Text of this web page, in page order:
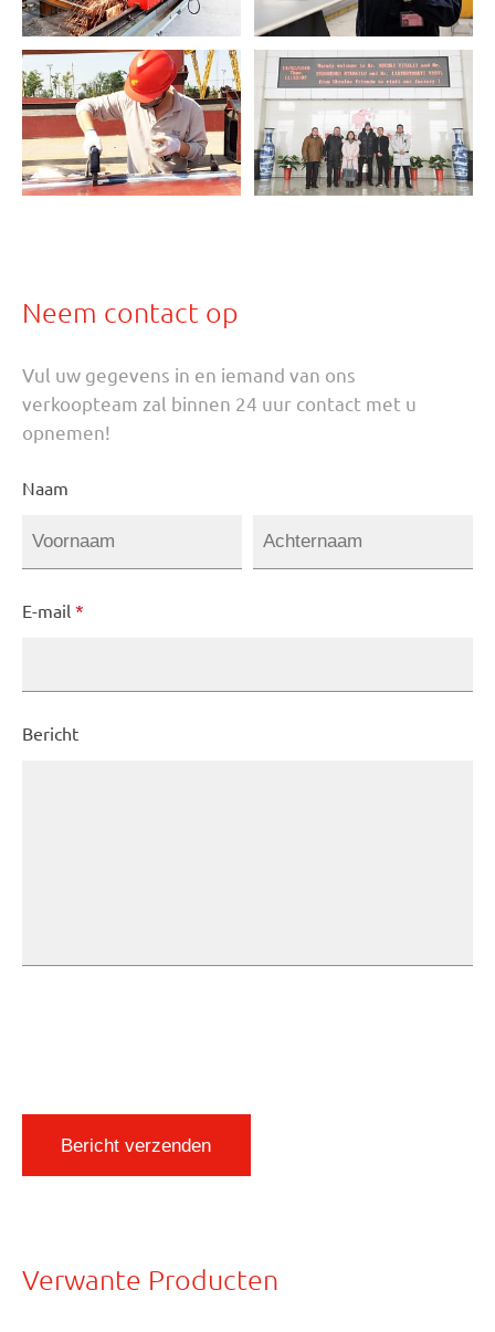
Neem contact op
Vul uw gegevens in en iemand van ons
verkoopteam zal binnen 24 uur contact met u
opnemen!
Naam
E-mail *
Bericht
Bericht verzenden
Verwante Producten